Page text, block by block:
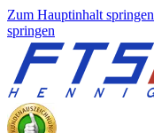
Zum Hauptinhalt springen
springen